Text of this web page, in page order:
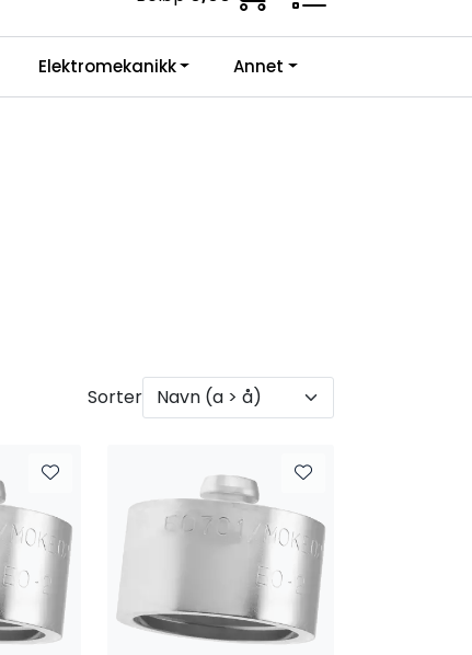
Infosenter Favoritter Logg inn
Elektromekanikk Annet
Sorter